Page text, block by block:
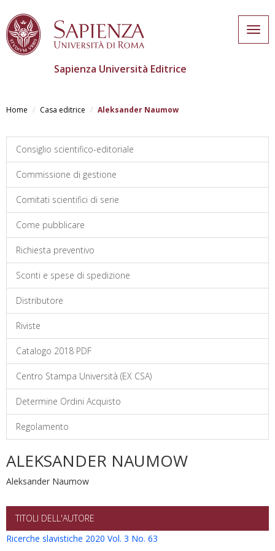
contenuto
Sapienza Università Editrice
Home Casa editrice Aleksander Naumow
Consiglio scientifico-editoriale
Commissione di gestione
Comitati scientifici di serie
Come pubblicare
Richiesta preventivo
Sconti e spese di spedizione
Distributore
Riviste
Catalogo 2018 PDF
Centro Stampa Università (EX CSA)
Determine Ordini Acquisto
Regolamento
ALEKSANDER NAUMOW
Aleksander Naumow
TITOLI DELL'AUTORE
Ricerche slavistiche 2020 Vol. 3 No. 63